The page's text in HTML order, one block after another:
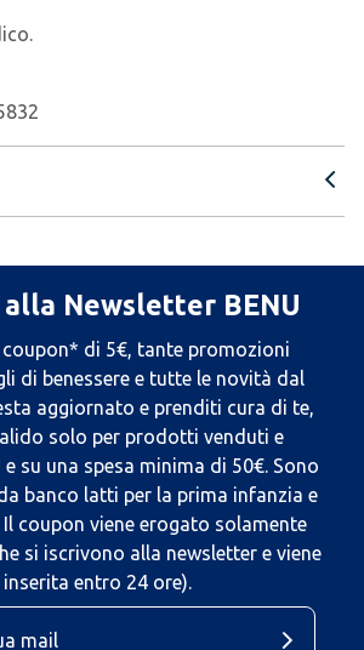
Newsletter BENU
coupon* di 5€, tante promozioni
di benessere e tutte le novità dal
aggiornato e prenditi cura di te,
solo per prodotti venduti e
e su una spesa minima di 50€. Sono
banco latti per la prima infanzia e
Il coupon viene erogato solamente
si iscrivono alla newsletter e viene
entro 24 ore).